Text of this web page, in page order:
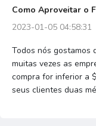
Como Aproveitar o
2023-01-05 04:58:31
Todos nós gostamos
muitas vezes as
compra for inferior a
seus clientes duas